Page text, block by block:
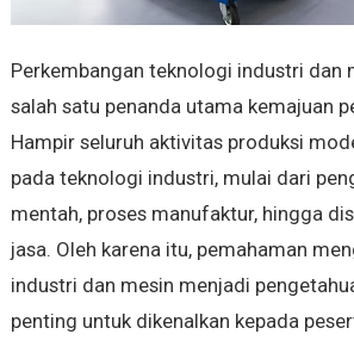
Perkembangan teknologi industri dan
salah satu penanda utama kemajuan
Hampir seluruh aktivitas produksi
pada teknologi industri, mulai dari
mentah, proses manufaktur, hingga
jasa. Oleh karena itu, pemahaman
industri dan mesin menjadi
penting untuk dikenalkan kepada